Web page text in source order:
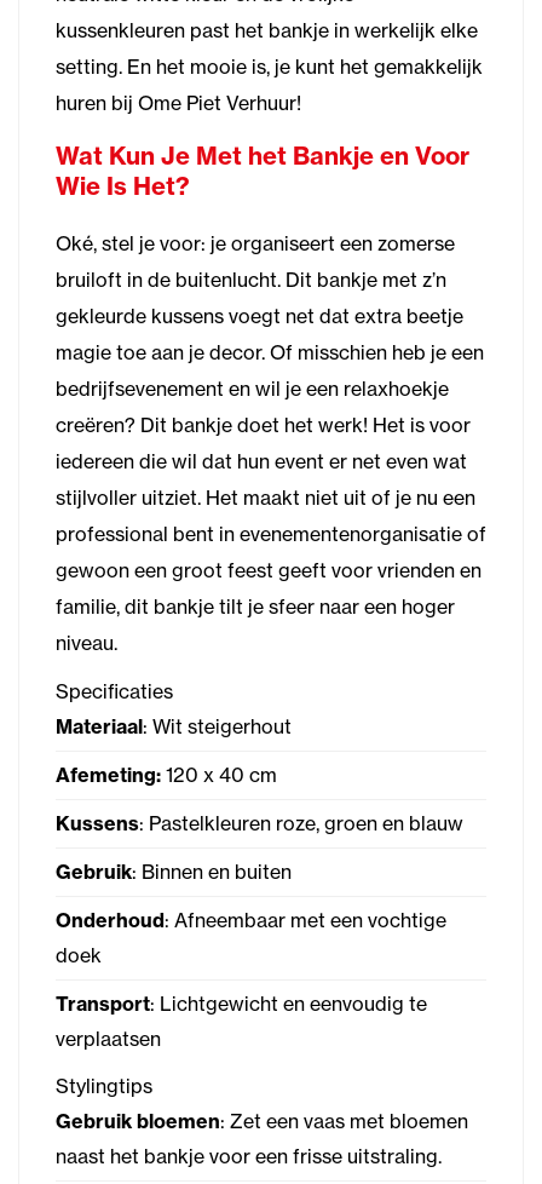
kussenkleuren past het bankje in werkelijk elke
setting. En het mooie is, je kunt het gemakkelijk
huren bij Ome Piet Verhuur!
Wat Kun Je Met het Bankje en Voor
Wie Is Het?
Oké, stel je voor: je organiseert een zomerse
bruiloft in de buitenlucht. Dit bankje met z’n
gekleurde kussens voegt net dat extra beetje
magie toe aan je decor. Of misschien heb je een
bedrijfsevenement en wil je een relaxhoekje
creëren? Dit bankje doet het werk! Het is voor
iedereen die wil dat hun event er net even wat
stijlvoller uitziet. Het maakt niet uit of je nu een
professional bent in evenementenorganisatie of
gewoon een groot feest geeft voor vrienden en
familie, dit bankje tilt je sfeer naar een hoger
niveau.
Specificaties
Materiaal: Wit steigerhout
Afemeting: 120 x 40 cm
Kussens: Pastelkleuren roze, groen en blauw
Gebruik: Binnen en buiten
Onderhoud: Afneembaar met een vochtige
doek
Transport: Lichtgewicht en eenvoudig te
verplaatsen
Stylingtips
Gebruik bloemen: Zet een vaas met bloemen
naast het bankje voor een frisse uitstraling.